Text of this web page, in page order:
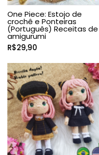
One Piece: Estojo de
crochê e Ponteiras
(Português) Receitas de
amigurumi
R$29,90